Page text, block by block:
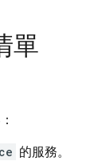
單
的服務。